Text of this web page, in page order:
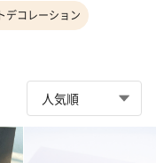
デコレーション